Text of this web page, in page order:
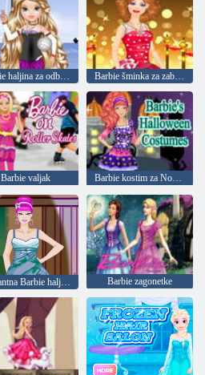
Barbie haljina za odbojku Barbie šminka za zabavu
Barbie valjak Barbie kostim za Noć vještica
Elegantna Barbie haljina Barbie zagonetke